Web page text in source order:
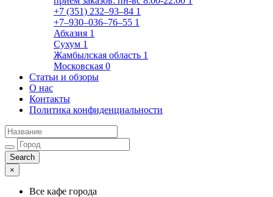
+7 (351) 232‒93‒84 1
+7‒930‒036‒76‒55 1
Абхазия 1
Сухум 1
Жамбылская область 1
Московская 0
Статьи и обзоры
О нас
Контакты
Политика конфиденциальности
×
Все кафе города